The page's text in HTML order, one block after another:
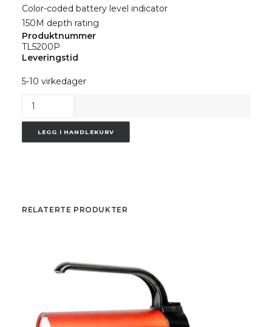
Color-coded battery level indicator
150M depth rating
Produktnummer
TL5200P
Leveringstid
5-10 virkedager
Lykt
TL5200P
antall
LEGG I HANDLEKURV
RELATERTE PRODUKTER